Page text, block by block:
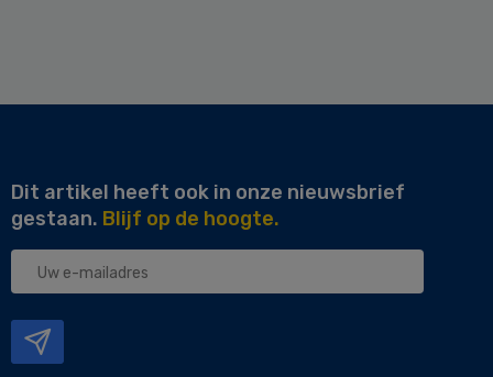
Dit artikel heeft ook in onze nieuwsbrief
gestaan. Blijf op de hoogte.
Uw